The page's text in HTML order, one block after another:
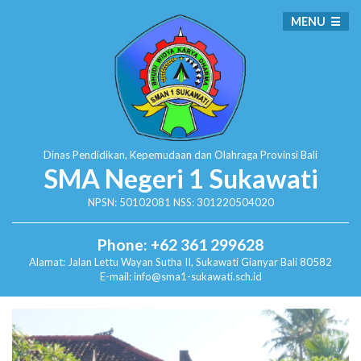
Dinas Pendidikan, Kepemudaan dan Olahraga Provinsi Bali
SMA Negeri 1 Sukawati
NPSN: 50102081 NSS: 301220504020
Phone: +62 361 299628
Alamat: Jalan Lettu Wayan Sutha II, SukawatiGianyar Bali 80582
E-mail: info@sma1-sukawati.sch.id
MENU